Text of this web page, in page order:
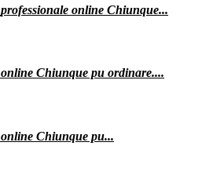
professionale online Chiunque...
Chiunque pu ordinare....
online Chiunque pu...